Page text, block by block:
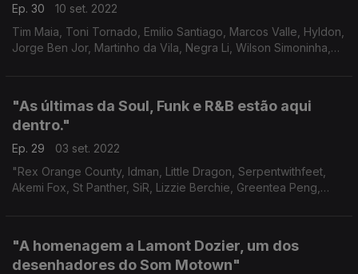
Ep. 30
10 set. 2022
Tim Maia, Toni Tornado, Emilio Santiago, Marcos Valle, Hyldon,
Jorge Ben Jor, Martinho da Vila, Negra Li, Wilson Simoninha,
"As últimas da Soul, Funk e R&B estão aqui
dentro."
Ep. 29
03 set. 2022
"Rex Orange County, Idman, Little Dragon, Serpentwithfeet,
Akemi Fox, St Panther, SiR, Lizzie Berchie, Greentea Peng,
"A homenagem a Lamont Dozier, um dos
desenhadores do Som Motown"